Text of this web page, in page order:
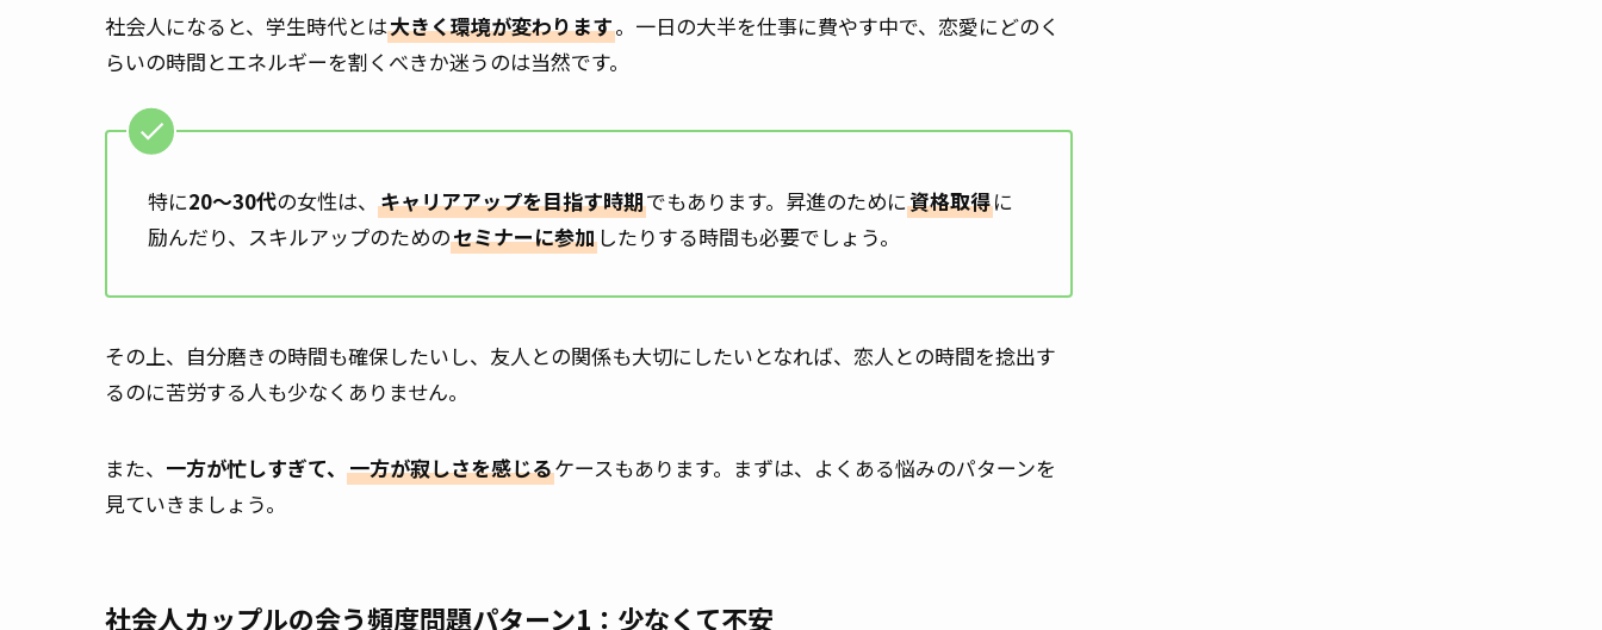
社会人になると、学生時代とは大きく環境が変わります。一日の大半を仕事に費やす中で、恋愛にどのく
らいの時間とエネルギーを割くべきか迷うのは当然です。
特に20〜30代の女性は、 キャリアアップを目指す時期でもあります。昇進のために資格取得に
励んだり、スキルアップのためのセミナーに参加 したりする時間も必要でしょう。
その上、自分磨きの時間も確保したいし、友人との関係も大切にしたいとなれば、恋人との時間を捻出す
るのに苦労する人も少なくありません。
また、 一方が忙しすぎて、 一方が寂しさを感じるケースもあります。まずは、よくある悩みのパターンを
見ていきましょう。
社会人カップルの会う頻度問題パターン1：少なくて不安